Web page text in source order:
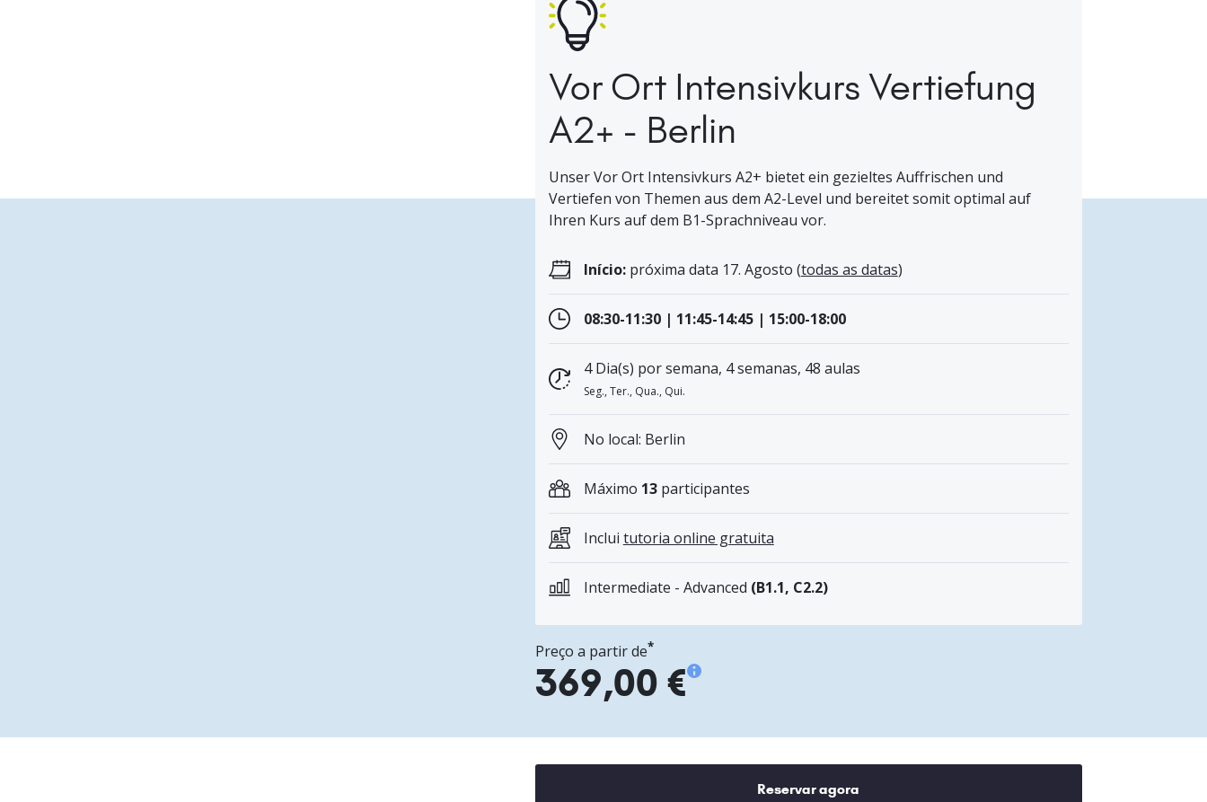
Vor Ort Intensivkurs Vertiefung
A2+ - Berlin
Unser Vor Ort Intensivkurs A2+ bietet ein gezieltes Auffrischen und
Vertiefen von Themen aus dem A2-Level und bereitet somit optimal auf
Ihren Kurs auf dem B1-Sprachniveau vor.
Início:próxima data 17. Agosto (todas as datas)
08:30-11:30 | 11:45-14:45 | 15:00-18:00
4 Dia(s) por semana, 4 semanas, 48 aulas
Seg., Ter., Qua., Qui.
No local: Berlin
Máximo 13participantes
Inclui tutoria online gratuita
Intermediate - Advanced (B1.1, C2.2)
Preço a partir de*
369,00 €
Reservar agora